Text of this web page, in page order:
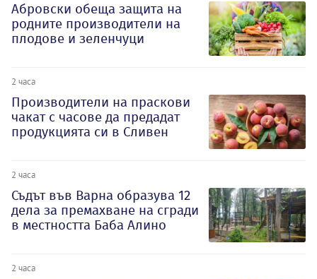
Абровски обеща защита на
родните производители на
плодове и зеленчуци
2 часа
Производители на праскови
чакат с часове да предадат
продукцията си в Сливен
2 часа
Съдът във Варна образува 12
дела за премахване на сгради
в местността Баба Алино
2 часа